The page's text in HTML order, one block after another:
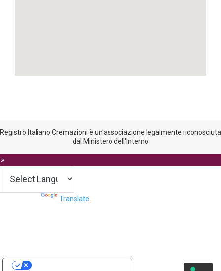
Registro Italiano Cremazioni è un'associazione legalmente riconosciuta
dal Ministero dell'Interno
Translate